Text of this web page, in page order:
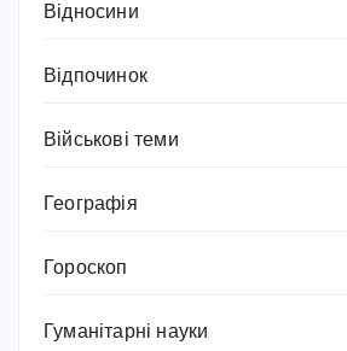
Відносини
Відпочинок
Військові теми
Географія
Гороскоп
Гуманітарні науки